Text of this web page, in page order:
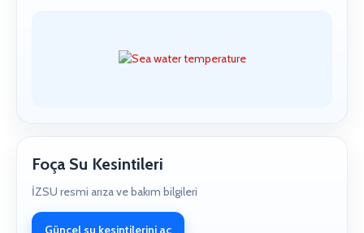
Foça Su Kesintileri
İZSU resmi arıza ve bakım bilgileri
Güncel su kesintilerini aç